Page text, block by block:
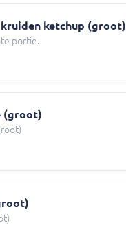
kruiden ketchup (groot)
portie.
(groot)